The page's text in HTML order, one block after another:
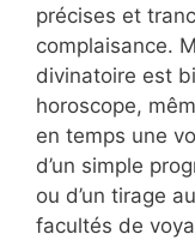
précises et
complaisance.
divinatoire est
horoscope,
en temps une
d’un simple
ou d’un tirage
facultés de